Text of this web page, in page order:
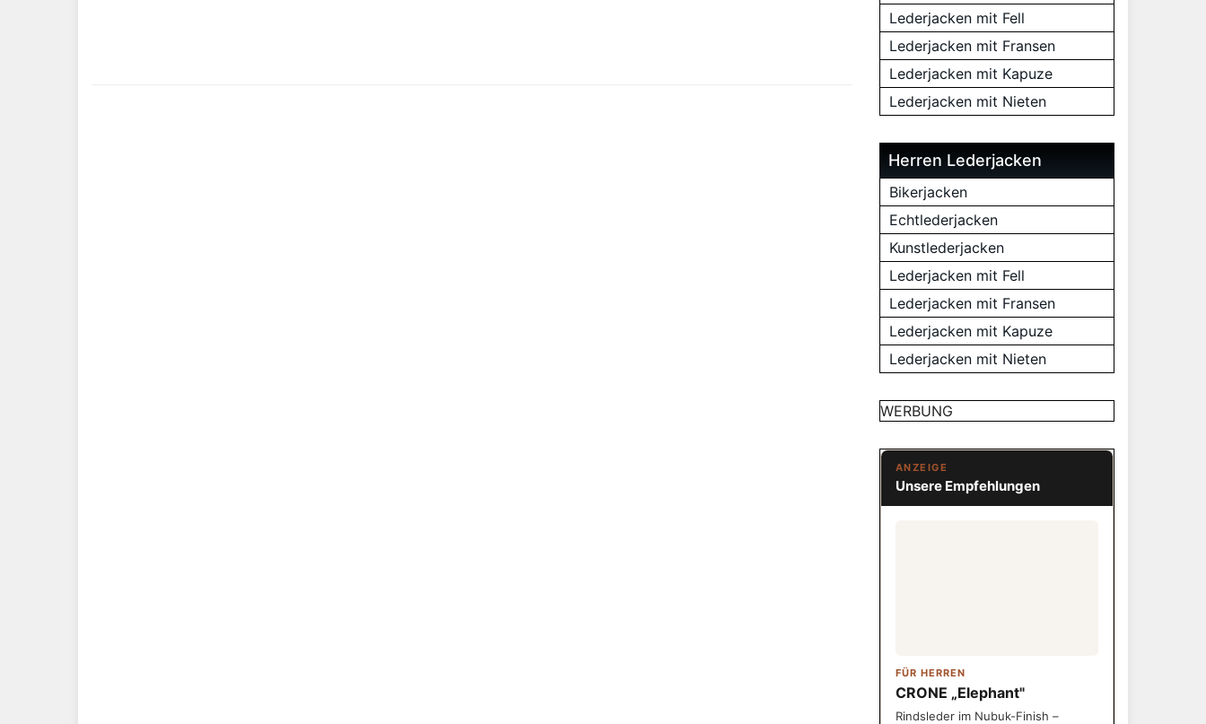
Lederjacken mit Fell
Lederjacken mit Fransen
Lederjacken mit Kapuze
Lederjacken mit Nieten
Herren Lederjacken
Bikerjacken
Echtlederjacken
Kunstlederjacken
Lederjacken mit Fell
Lederjacken mit Fransen
Lederjacken mit Kapuze
Lederjacken mit Nieten
WERBUNG
ANZEIGE
Unsere Empfehlungen
FÜR HERREN
CRONE „Elephant"
Rindsleder im Nubuk-Finish –